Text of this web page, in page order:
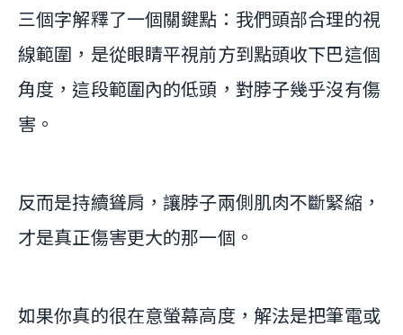
三個字解釋了一個關鍵點：我們頭部合理的視
線範圍，是從眼睛平視前方到點頭收下巴這個
角度，這段範圍內的低頭，對脖子幾乎沒有傷
害。
反而是持續聳肩，讓脖子兩側肌肉不斷緊縮，
才是真正傷害更大的那一個。
如果你真的很在意螢幕高度，解法是把筆電或